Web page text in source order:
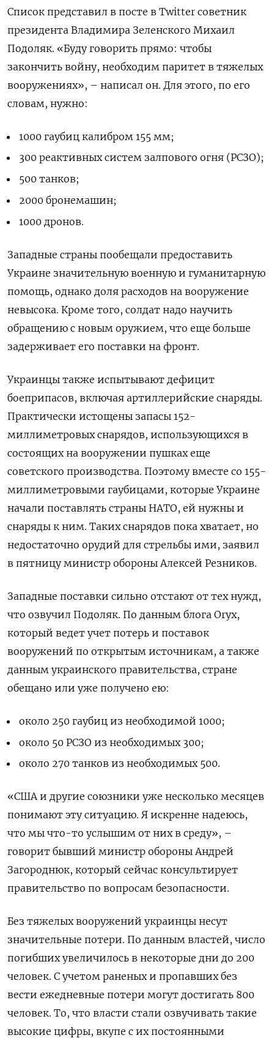
Список представил в посте в Twitter советник
президента Владимира Зеленского Михаил
Подоляк. «Буду говорить прямо: чтобы
закончить войну, необходим паритет в тяжелых
вооружениях», – написал он. Для этого, по его
словам, нужно:
1000 гаубиц калибром 155 мм;
300 реактивных систем залпового огня (РСЗО);
500 танков;
2000 бронемашин;
1000 дронов.
Западные страны пообещали предоставить
Украине значительную военную и гуманитарную
помощь, однако доля расходов на вооружение
невысока. Кроме того, солдат надо научить
обращению с новым оружием, что еще больше
задерживает его поставки на фронт.
Украинцы также испытывают дефицит
боеприпасов, включая артиллерийские снаряды.
Практически истощены запасы 152-
миллиметровых снарядов, использующихся в
состоящих на вооружении пушках еще
советского производства. Поэтому вместе со 155-
миллиметровыми гаубицами, которые Украине
начали поставлять страны НАТО, ей нужны и
снаряды к ним. Таких снарядов пока хватает, но
недостаточно орудий для стрельбы ими, заявил
в пятницу министр обороны Алексей Резников.
Западные поставки сильно отстают от тех нужд,
что озвучил Подоляк. По данным блога Oryx,
который ведет учет потерь и поставок
вооружений по открытым источникам, а также
данным украинского правительства, стране
обещано или уже получено ею:
около 250 гаубиц из необходимой 1000;
около 50 РСЗО из необходимых 300;
около 270 танков из необходимых 500.
«США и другие союзники уже несколько месяцев
понимают эту ситуацию. Я искренне надеюсь,
что мы что-то услышим от них в среду», –
говорит бывший министр обороны Андрей
Загороднюк, который сейчас консультирует
правительство по вопросам безопасности.
Без тяжелых вооружений украинцы несут
значительные потери. По данным властей, число
погибших увеличилось в некоторые дни до 200
человек. С учетом раненых и пропавших без
вести ежедневные потери могут достигать 800
человек. То, что власти стали озвучивать такие
высокие цифры, вкупе с их постоянными